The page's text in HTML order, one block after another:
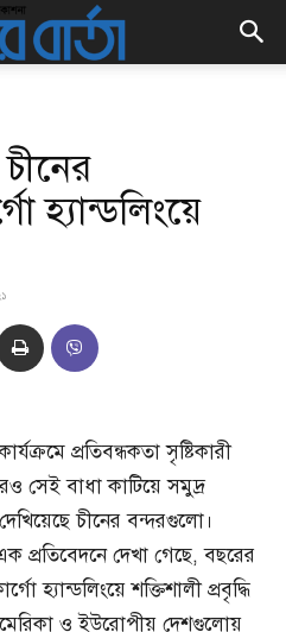
হ্যান্ডলিংয়ে
প্রতিবন্ধকতা সৃষ্টিকারী
সেই বাধা কাটিয়ে সমুদ্র
চীনের বন্দরগুলো।
প্রতিবেদনে দেখা গেছে, বছরের
হ্যান্ডলিংয়ে শক্তিশালী প্রবৃদ্ধি
ও ইউরোপীয় দেশগুলোয়